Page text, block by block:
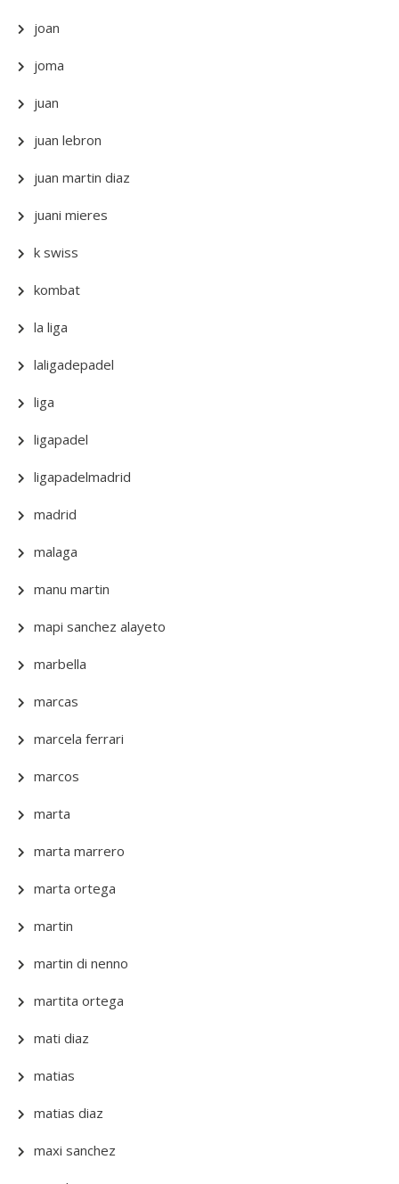
joan
joma
juan
juan lebron
juan martin diaz
juani mieres
k swiss
kombat
la liga
laligadepadel
liga
ligapadel
ligapadelmadrid
madrid
malaga
manu martin
mapi sanchez alayeto
marbella
marcas
marcela ferrari
marcos
marta
marta marrero
marta ortega
martin
martin di nenno
martita ortega
mati diaz
matias
matias diaz
maxi sanchez